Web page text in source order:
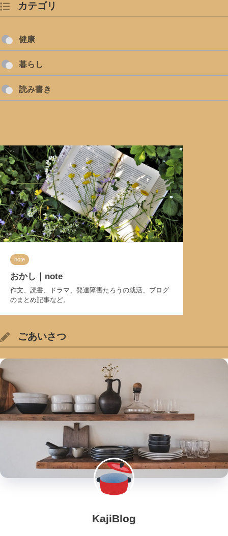
カテゴリ
健康
暮らし
読み書き
note
おかし｜note
作文、読書、ドラマ、発達障害たろうの就活、ブログ
のまとめ記事など。
ごあいさつ
KajiBlog